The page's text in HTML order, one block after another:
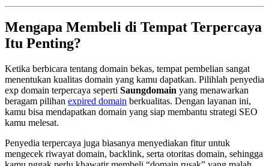
Mengapa Membeli di Tempat Terpercaya
Itu Penting?
Ketika berbicara tentang domain bekas, tempat pembelian sangat
menentukan kualitas domain yang kamu dapatkan. Pilihlah penyedia
exp domain terpercaya seperti Saungdomain yang menawarkan
beragam pilihan expired domain berkualitas. Dengan layanan ini,
kamu bisa mendapatkan domain yang siap membantu strategi SEO
kamu melesat.
Penyedia terpercaya juga biasanya menyediakan fitur untuk
mengecek riwayat domain, backlink, serta otoritas domain, sehingga